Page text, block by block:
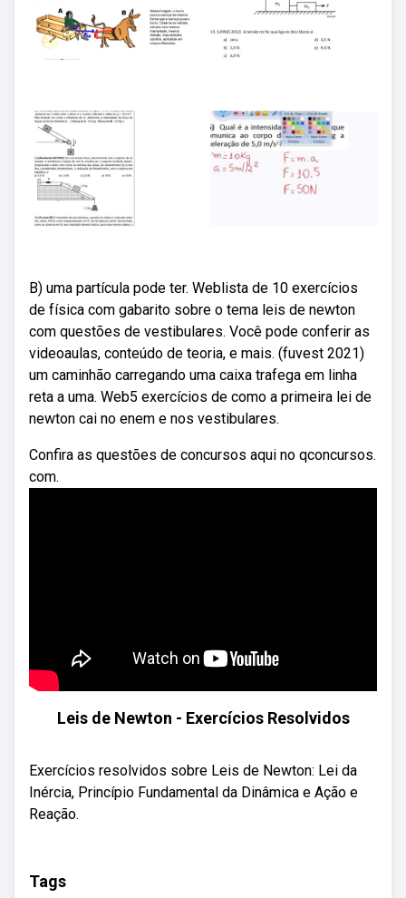
B) uma partícula pode ter. Weblista de 10 exercícios
de física com gabarito sobre o tema leis de newton
com questões de vestibulares. Você pode conferir as
videoaulas, conteúdo de teoria, e mais. (fuvest 2021)
um caminhão carregando uma caixa trafega em linha
reta a uma. Web5 exercícios de como a primeira lei de
newton cai no enem e nos vestibulares.
Confira as questões de concursos aqui no qconcursos.
com.
Leis de Newton - Exercícios Resolvidos
Exercícios resolvidos sobre Leis de Newton: Lei da
Inércia, Princípio Fundamental da Dinâmica e Ação e
Reação.
Tags